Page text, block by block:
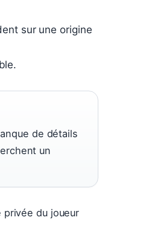
sur une origine
de détails
un
du joueur